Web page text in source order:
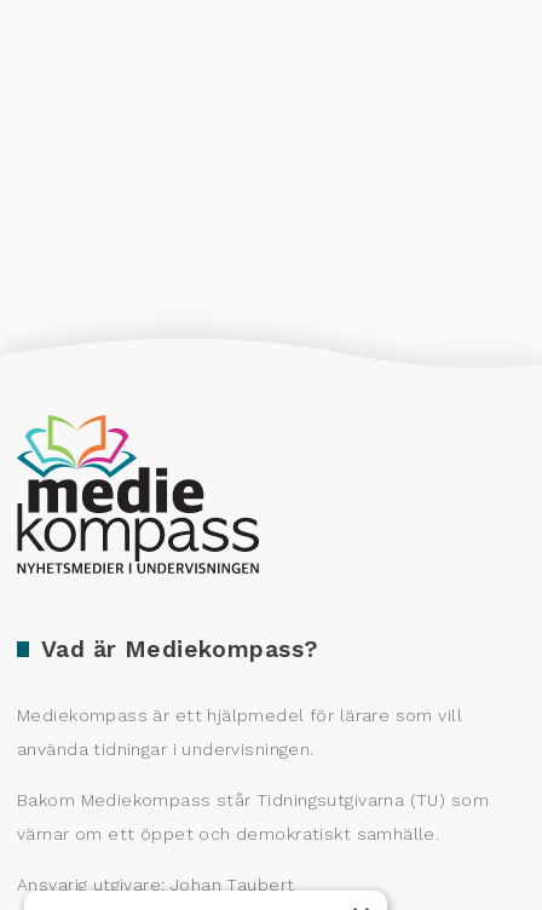
Vad är Mediekompass?
Mediekompass är ett hjälpmedel för lärare som vill
använda tidningar i undervisningen.
Bakom Mediekompass står Tidningsutgivarna (TU) som
värnar om ett öppet och demokratiskt samhälle.
Ansvarig utgivare: Johan Taubert
Producerad av Gota Media Brand Studio